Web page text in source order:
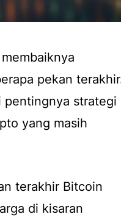
pekan
pentingnya strategi
yang masih
terakhir Bitcoin
di kisaran